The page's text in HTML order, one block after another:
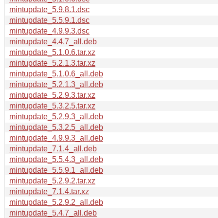
mintupdate_5.9.8.1.dsc
mintupdate_5.5.9.1.dsc
mintupdate_4.9.9.3.dsc
mintupdate_4.4.7_all.deb
mintupdate_5.1.0.6.tar.xz
mintupdate_5.2.1.3.tar.xz
mintupdate_5.1.0.6_all.deb
mintupdate_5.2.1.3_all.deb
mintupdate_5.2.9.3.tar.xz
mintupdate_5.3.2.5.tar.xz
mintupdate_5.2.9.3_all.deb
mintupdate_5.3.2.5_all.deb
mintupdate_4.9.9.3_all.deb
mintupdate_7.1.4_all.deb
mintupdate_5.5.4.3_all.deb
mintupdate_5.5.9.1_all.deb
mintupdate_5.2.9.2.tar.xz
mintupdate_7.1.4.tar.xz
mintupdate_5.2.9.2_all.deb
mintupdate_5.4.7_all.deb